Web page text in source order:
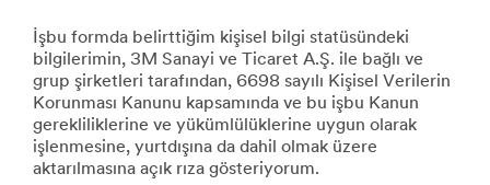
İşbu formda belirttiğim kişisel bilgi statüsündeki
bilgilerimin, 3M Sanayi ve Ticaret A.Ş. ile bağlı ve
grup şirketleri tarafından, 6698 sayılı Kişisel Verilerin
Korunması Kanunu kapsamında ve bu işbu Kanun
gerekliliklerine ve yükümlülüklerine uygun olarak
işlenmesine, yurtdışına da dahil olmak üzere
aktarılmasına açık rıza gösteriyorum.